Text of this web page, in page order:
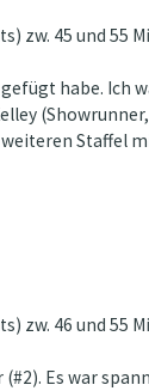
zw. 45 und 55
habe.
Staffel
zw. 46 und 55
Es war